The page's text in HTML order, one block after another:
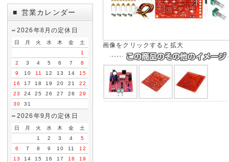
■ 営業カレンダー
2026年8月の定休日
日 月 火 水 木 金
土
1
2
3 4 5 6 7
8
9
10 11 12 13 14
15
16
17 18 19 20 21
22
23
24 25 26 27 28
29
30
31
2026年9月の定休日
日 月 火 水 木 金
土
1
2 3 4
5
6
7 8 9 10 11
12
13
14 15 16 17 18
19
画像をクリックすると拡大